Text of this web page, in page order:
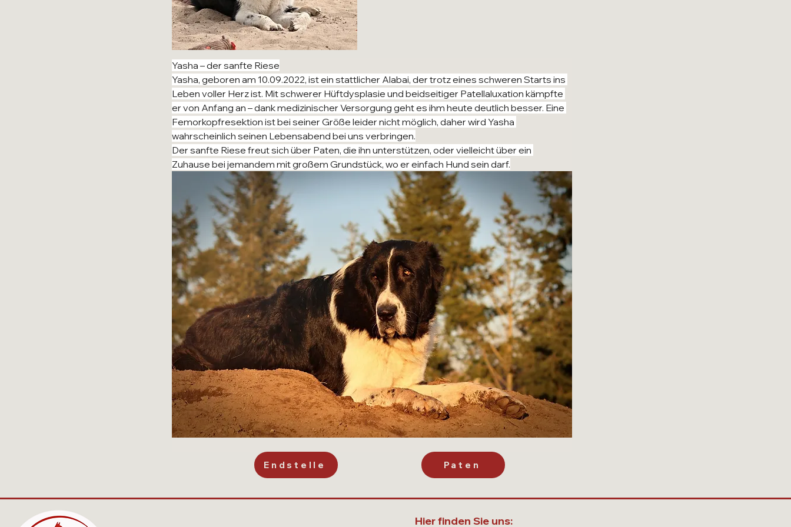
Endstelle Paten
Yasha – der sanfte Riese
Yasha, geboren am 10.09.2022, ist ein stattlicher Alabai, der trotz eines schweren Starts ins
Leben voller Herz ist. Mit schwerer Hüftdysplasie und beidseitiger Patellaluxation kämpfte
er von Anfang an – dank medizinischer Versorgung geht es ihm heute deutlich besser. Eine
Femorkopfresektion ist bei seiner Größe leider nicht möglich, daher wird Yasha
wahrscheinlich seinen Lebensabend bei uns verbringen.
Der sanfte Riese freut sich über Paten, die ihn unterstützen, oder vielleicht über ein
Zuhause bei jemandem mit großem Grundstück, wo er einfach Hund sein darf.
Hier finden Sie uns: